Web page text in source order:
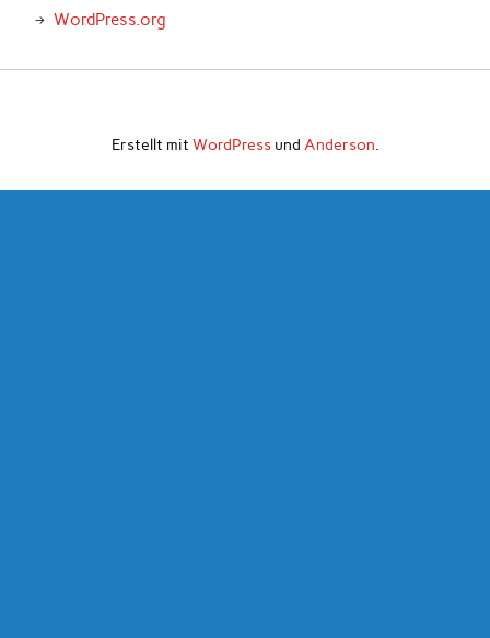
WordPress.org
Erstellt mit WordPressund Anderson.